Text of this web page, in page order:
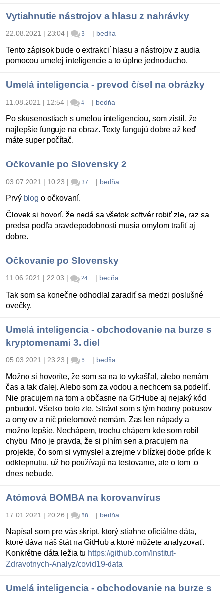
Vytiahnutie nástrojov a hlasu z nahrávky
22.08.2021 | 23:04 | 3 | bedňa
Tento zápisok bude o extrakcií hlasu a nástrojov z audia
pomocou umelej inteligencie a to úplne jednoducho.
Umelá inteligencia - prevod čísel na obrázky
11.08.2021 | 12:54 | 4 | bedňa
Po skúsenostiach s umelou inteligenciou, som zistil, že
najlepšie funguje na obraz. Texty fungujú dobre až keď
máte super počítač.
Očkovanie po Slovensky 2
03.07.2021 | 10:23 | 37 | bedňa
Prvý blog o očkovaní.
Človek si hovorí, že nedá sa všetok softvér robiť zle, raz sa
predsa podľa pravdepodobnosti musia omylom trafiť aj
dobre.
Očkovanie po Slovensky
11.06.2021 | 22:03 | 24 | bedňa
Tak som sa konečne odhodlal zaradiť sa medzi poslušné
ovečky.
Umelá inteligencia - obchodovanie na burze s
kryptomenami 3. diel
05.03.2021 | 23:23 | 6 | bedňa
Možno si hovoríte, že som sa na to vykašľal, alebo nemám
čas a tak ďalej. Alebo som za vodou a nechcem sa podeliť.
Nie pracujem na tom a občasne na GitHube aj nejaký kód
pribudol. Všetko bolo zle. Strávil som s tým hodiny pokusov
a omylov a nič prielomové nemám. Zas len nápady a
možno lepšie. Nechápem, trochu chápem kde som robil
chybu. Mno je pravda, že si plním sen a pracujem na
projekte, čo som si vymyslel a zrejme v blízkej dobe príde k
odklepnutiu, už ho používajú na testovanie, ale o tom to
dnes nebude.
Atómová BOMBA na korovanvírus
17.01.2021 | 20:26 | 88 | bedňa
Napísal som pre vás skript, ktorý stiahne oficiálne dáta,
ktoré dáva náš štát na GitHub a ktoré môžete analyzovať.
Konkrétne dáta ležia tu https://github.com/Institut-
Zdravotnych-Analyz/covid19-data
Umelá inteligencia - obchodovanie na burze s